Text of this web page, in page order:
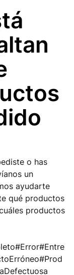
o has
un
ayudarte
qué productos
productos